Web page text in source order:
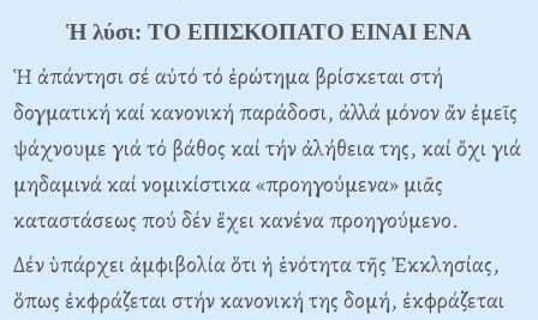
Ἡ λύσι: ΤΟ ΕΠΙΣΚΟΠΑΤΟ ΕΙΝΑΙ ΕΝΑ
Ἡ ἀπάντησι σέ αὐτό τό ἐρώτημα βρίσκεται στή
δογματική καί κανονική παράδοσι, ἀλλά μόνον ἄν ἐμεῖς
ψάχνουμε γιά τό βάθος καί τήν ἀλήθεια της, καί ὄχι γιά
μηδαμινά καί νομικίστικα «προηγούμενα» μιᾶς
καταστάσεως πού δέν ἔχει κανένα προηγούμενο.
Δέν ὑπάρχει ἀμφιβολία ὅτι ἡ ἑνότητα τῆς Ἐκκλησίας,
ὅπως ἐκφράζεται στήν κανονική της δομή, ἐκφράζεται